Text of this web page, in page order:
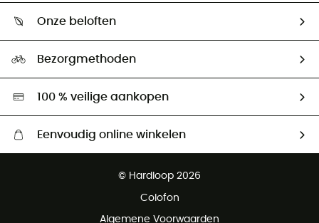
Retourzendingen & Terugbetalingen
Ambassadeurs
Onze beloften
Hardgreen
Bezorgmethoden
100 % veilige aankopen
Eenvoudig online winkelen
Gratis retourneren binnen 100 dagen
© Hardloop 2026
Colofon
Algemene Voorwaarden